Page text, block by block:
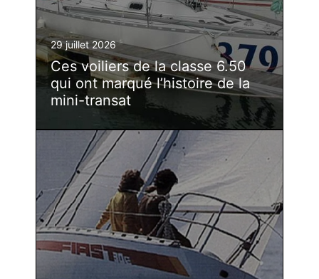
29 juillet 2026
Ces voiliers de la classe 6.50
qui ont marqué l’histoire de la
mini-transat